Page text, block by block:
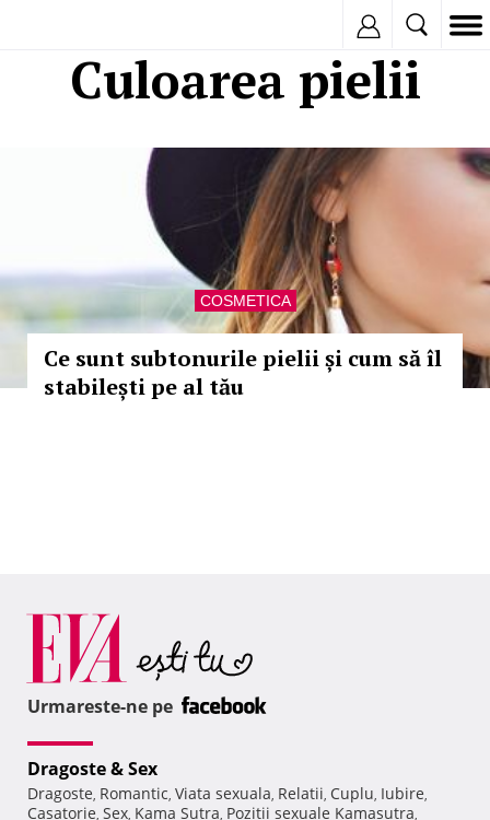
Culoarea pielii
COSMETICA
Ce sunt subtonurile pielii și cum să îl
stabilești pe al tău
Urmareste-ne pe
Dragoste & Sex
Dragoste, Romantic, Viata sexuala, Relatii, Cuplu, Iubire,
Casatorie, Sex, Kama Sutra, Pozitii sexuale Kamasutra,